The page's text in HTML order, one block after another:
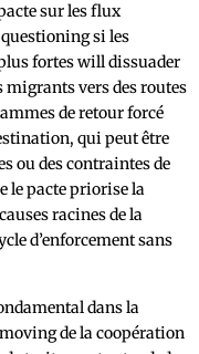
sur les flux
si les
fortes will dissuader
vers des routes
de retour forcé
qui peut être
ou des contraintes de
le pacte priorise la
racines de la
d’enforcement sans
dans la
de la coopération